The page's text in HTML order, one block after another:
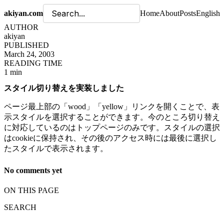
akiyan.com HomeAboutPostsEnglish
AUTHOR
akiyan
PUBLISHED
March 24, 2003
READING TIME
1 min
スタイル切り替えを実装しました
ページ最上部の「wood」「yellow」リンクを開くことで、表
示スタイルを選択することができます。今のところ切り替え
に対応しているのはトップページのみです。スタイルの選択
はcookieに保持され、その後のアクセス時には最後に選択し
たスタイルで表示されます。
No comments yet
ON THIS PAGE
SEARCH